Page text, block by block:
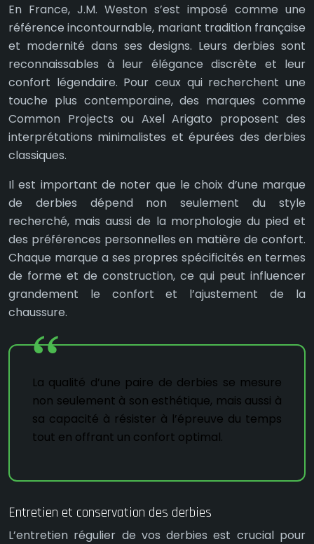
En France, J.M. Weston s’est imposé comme une
référence incontournable, mariant tradition française
et modernité dans ses designs. Leurs derbies sont
reconnaissables à leur élégance discrète et leur
confort légendaire. Pour ceux qui recherchent une
touche plus contemporaine, des marques comme
Common Projects ou Axel Arigato proposent des
interprétations minimalistes et épurées des derbies
classiques.
Il est important de noter que le choix d’une marque
de derbies dépend non seulement du style
recherché, mais aussi de la morphologie du pied et
des préférences personnelles en matière de confort.
Chaque marque a ses propres spécificités en termes
de forme et de construction, ce qui peut influencer
grandement le confort et l’ajustement de la
chaussure.
La qualité d’une paire de derbies se mesure
non seulement à son esthétique, mais aussi à
sa capacité à résister à l’épreuve du temps
tout en offrant un confort optimal.
Entretien et conservation des derbies
L’entretien régulier de vos derbies est crucial pour